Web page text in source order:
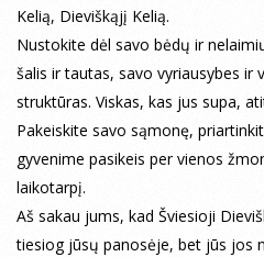
Kelią, Dieviškąjį Kelią.
Nustokite dėl savo bėdų ir
šalis ir tautas, savo vyriausybes ir
struktūras. Viskas, kas jus supa,
Pakeiskite savo sąmonę,
gyvenime pasikeis per vienos
laikotarpį.
Aš sakau jums, kad Šviesioji
tiesiog jūsų panosėje, bet jūs jos